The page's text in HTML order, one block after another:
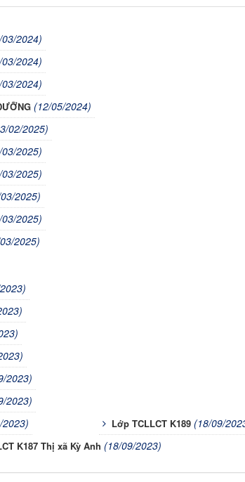
2024)
2024)
2024)
(12/05/2024)
02/2025)
2025)
2025)
2025)
2025)
2025)
2023)
2023)
2023) Lớp TCLLCT K189 (18/09/
K187 Thị xã Kỳ Anh (18/09/2023)